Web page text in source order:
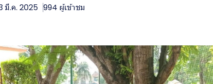
มี.ค. 2025 994 ผู้เข้าชม